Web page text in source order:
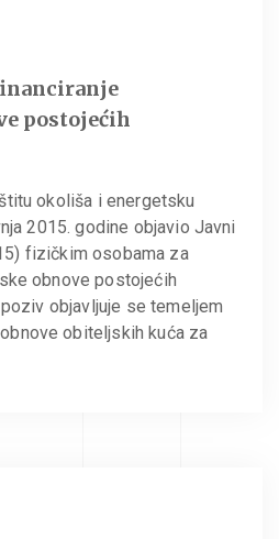
postojećih
okoliša i energetsku
2015. godine objavio Javni
fizičkim osobama za
obnove postojećih
objavljuje se temeljem
obiteljskih kuća za